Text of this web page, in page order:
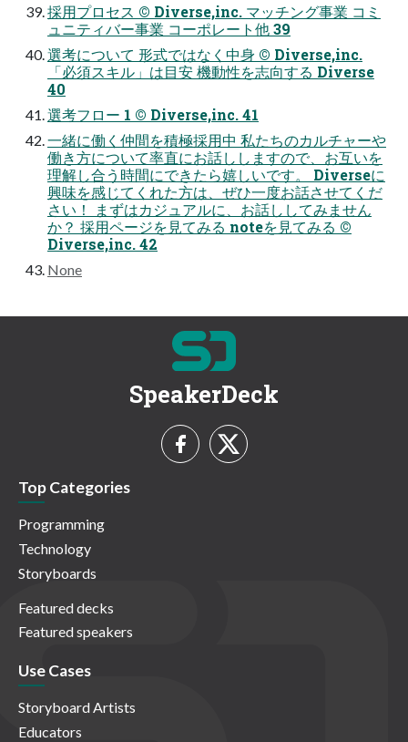
採用プロセス ©︎ Diverse,inc. マッチング事業 コミ
ュニティバー事業 コーポレート他 39
選考について 形式ではなく中身 ©︎ Diverse,inc.
「必須スキル」は目安 機動性を志向する Diverse
40
選考フロー 1 ©︎ Diverse,inc. 41
一緒に働く仲間を積極採用中 私たちのカルチャーや
働き方について率直にお話ししますので、お互いを
理解し合う時間にできたら嬉しいです。 Diverseに
興味を感じてくれた方は、ぜひ一度お話させてくだ
さい！ まずはカジュアルに、お話ししてみません
か？ 採用ページを見てみる noteを見てみる ©︎
Diverse,inc. 42
None
SpeakerDeck
Top Categories
Programming
Technology
Storyboards
Featured decks
Featured speakers
Use Cases
Storyboard Artists
Educators